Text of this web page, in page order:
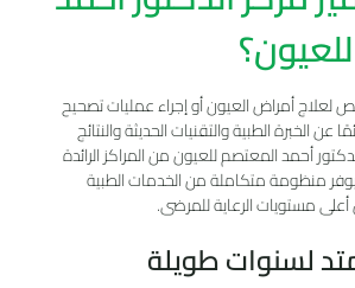
لعلاج أمراض العيون أو إجراء عمليات تصحيح
عن الخبرة الطبية والتقنيات الحديثة والنتائج
أحمد المعتصم للعيون من المراكز الرائدة
منظومة متكاملة من الخدمات الطبية
مستويات الرعاية للمرضى.
لسنوات طويلة